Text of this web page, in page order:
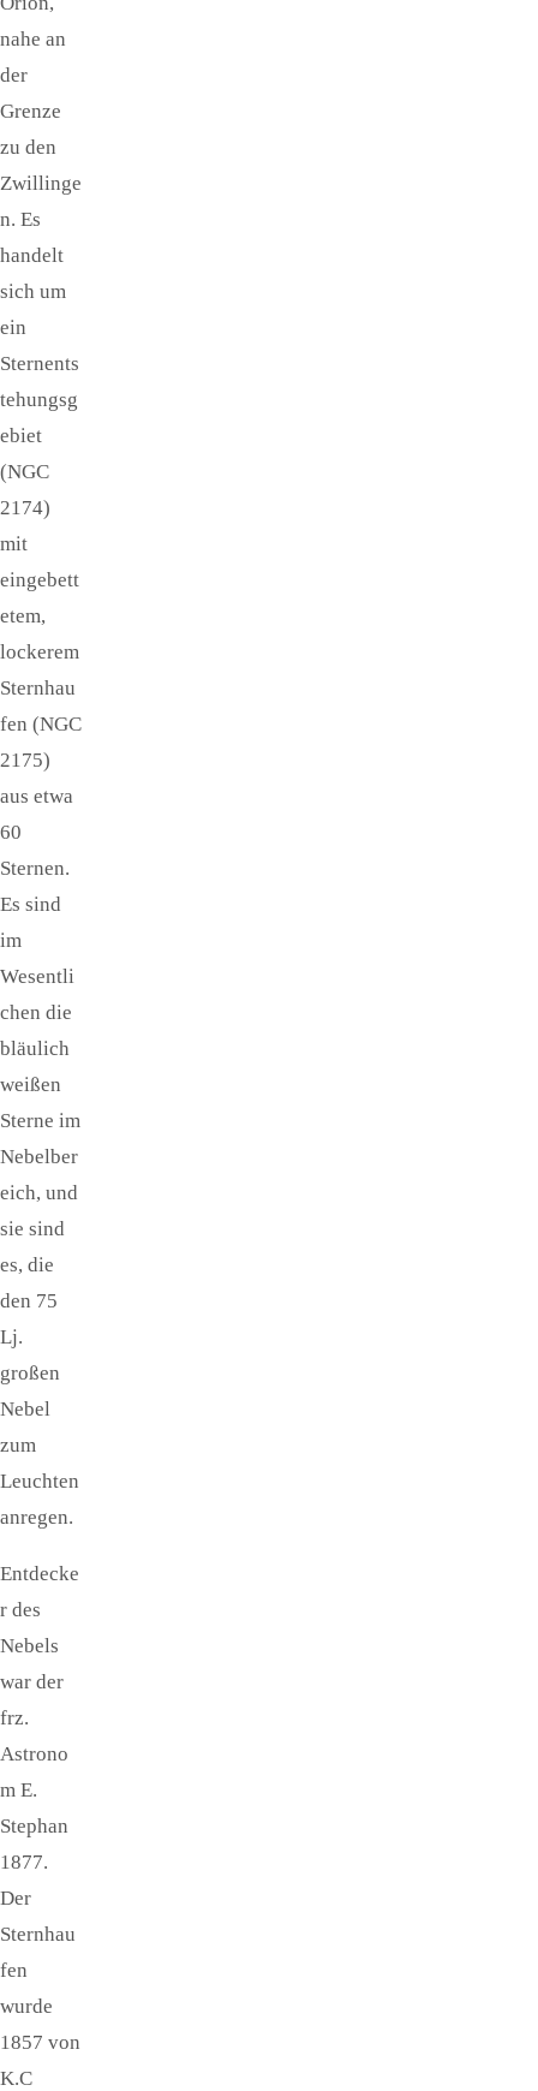
nahe an
der
Grenze
zu den
Zwillinge
n. Es
handelt
sich um
ein
Sternents
tehungsg
ebiet
(NGC
2174)
mit
eingebett
etem,
lockerem
Sternhau
fen (NGC
2175)
aus etwa
60
Sternen.
Es sind
im
Wesentli
chen die
bläulich
weißen
Sterne im
Nebelber
eich, und
sie sind
es, die
den 75
Lj.
großen
Nebel
zum
Leuchten
anregen.
Entdecke
r des
Nebels
war der
frz.
Astrono
m E.
Stephan
1877.
Der
Sternhau
fen
wurde
1857 von
K.C